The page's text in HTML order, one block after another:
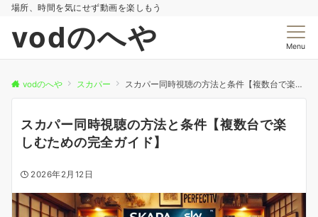
場所、時間を気にせず動画を楽しもう
vodのへや Menu
vodのへや スカパー スカパー同時視聴の方法と条件【複数台で楽しむための完全ガイド】
スカパー同時視聴の方法と条件【複数台で楽
しむための完全ガイド】
2026年2月12日